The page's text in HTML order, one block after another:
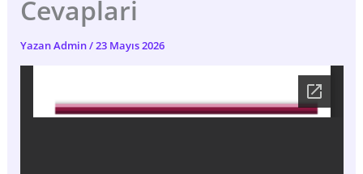
Cevaplari
YazanAdmin/23 Mayıs 2026